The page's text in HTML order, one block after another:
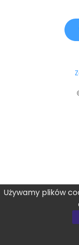
Używamy plików